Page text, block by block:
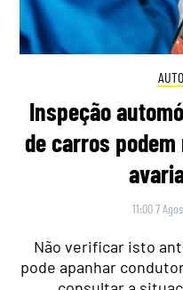
AUTO
Inspeção
de carros
11:00 7
Não verificar isto
pode apanhar